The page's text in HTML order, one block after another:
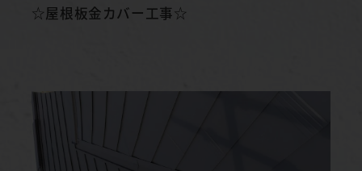
☆屋根板金カバー工事☆